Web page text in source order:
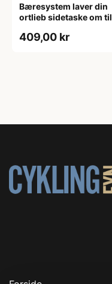
Bæresystem laver din
ortlieb sidetaske om til
409,00 kr